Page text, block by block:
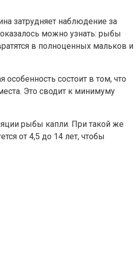
затрудняет наблюдение за
можно узнать: рыбы
в полноценных мальков и
состоит в том, что
Это сводит к минимуму
рыбы капли. При такой же
от 4,5 до 14 лет, чтобы